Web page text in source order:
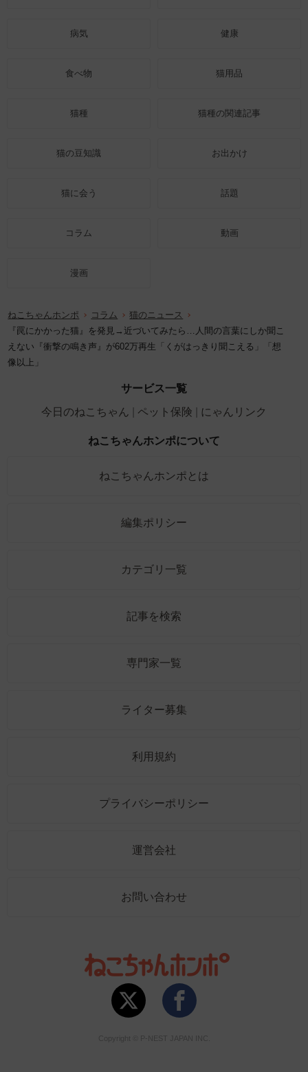
病気 健康
食べ物 猫用品
猫種 猫種の関連記事
猫の豆知識 お出かけ
猫に会う 話題
コラム 動画
漫画
ねこちゃんホンポ コラム
猫のニュース
『罠にかかった猫』を発見→近づいてみたら…人間の言葉にしか聞こ
えない『衝撃の鳴き声』が602万再生「くがはっきり聞こえる」「想
像以上」
サービス一覧
今日のねこちゃん
ペット保険 にゃんリンク
ねこちゃんホンポについて
ねこちゃんホンポとは
編集ポリシー
カテゴリ一覧
記事を検索
専門家一覧
ライター募集
利用規約
プライバシーポリシー
運営会社
お問い合わせ
Copyright © P-NEST JAPAN INC.